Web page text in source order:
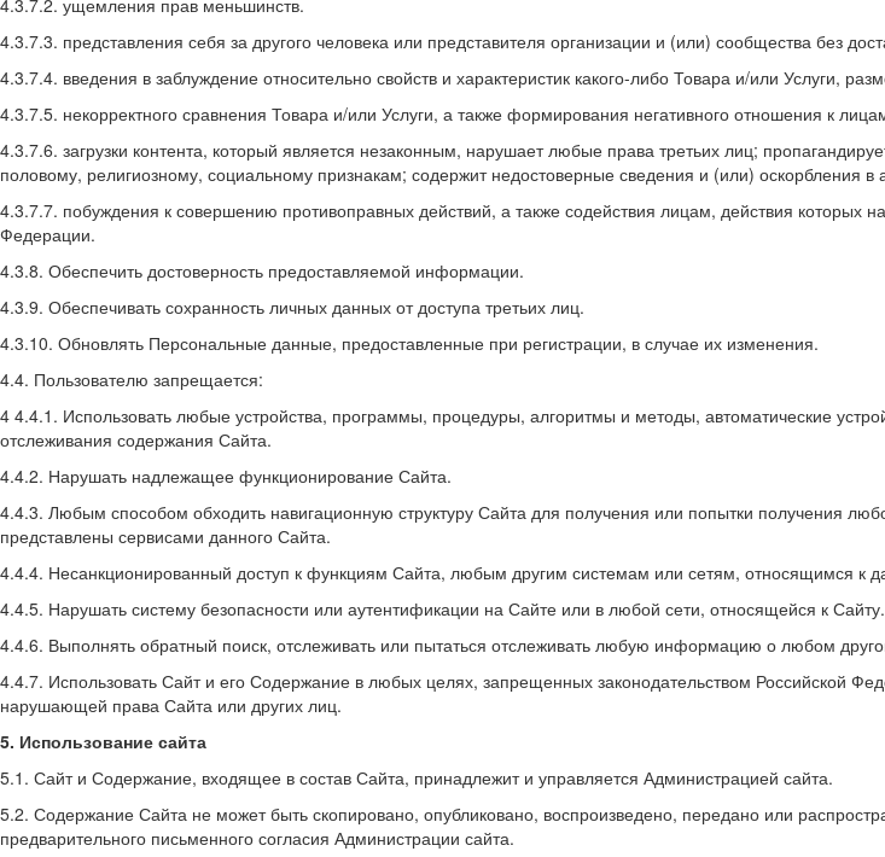
4.3.7.2. ущемления прав меньшинств.
4.3.7.3. представления себя за другого человека или представителя организации и (или) сообщества без
4.3.7.4. введения в заблуждение относительно свойств и характеристик какого-либо Товара и/или Услуги,
4.3.7.5. некорректного сравнения Товара и/или Услуги, а также формирования негативного отношения к
4.3.7.6. загрузки контента, который является незаконным, нарушает любые права третьих лиц;
половому, религиозному, социальному признакам; содержит недостоверные сведения и (или) оскорбления в
4.3.7.7. побуждения к совершению противоправных действий, а также содействия лицам, действия которых
Федерации.
4.3.8. Обеспечить достоверность предоставляемой информации.
4.3.9. Обеспечивать сохранность личных данных от доступа третьих лиц.
4.3.10. Обновлять Персональные данные, предоставленные при регистрации, в случае их изменения.
4.4. Пользователю запрещается:
4 4.4.1. Использовать любые устройства, программы, процедуры, алгоритмы и методы, автоматические
отслеживания содержания Сайта.
4.4.2. Нарушать надлежащее функционирование Сайта.
4.4.3. Любым способом обходить навигационную структуру Сайта для получения или попытки получения
представлены сервисами данного Сайта.
4.4.4. Несанкционированный доступ к функциям Сайта, любым другим системам или сетям, относящимся к
4.4.5. Нарушать систему безопасности или аутентификации на Сайте или в любой сети, относящейся к Сайту.
4.4.6. Выполнять обратный поиск, отслеживать или пытаться отслеживать любую информацию о любом
4.4.7. Использовать Сайт и его Содержание в любых целях, запрещенных законодательством Российской
нарушающей права Сайта или других лиц.
5. Использование сайта
5.1. Сайт и Содержание, входящее в состав Сайта, принадлежит и управляется Администрацией сайта.
5.2. Содержание Сайта не может быть скопировано, опубликовано, воспроизведено, передано или
предварительного письменного согласия Администрации сайта.